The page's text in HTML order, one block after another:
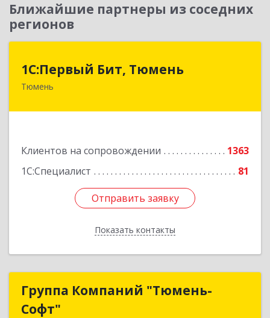
Ближайшие партнеры из соседних
регионов
1С:Первый Бит, Тюмень
Тюмень
Клиентов на сопровождении
1363
1С:Специалист
81
Отправить заявку
Показать контакты
1С:Первый Бит, Тюмень
625000, Тюменская обл, Тюмень г, Республики
Отправить заявку
Назад
Группа Компаний "Тюмень-
Софт"
Группа Компаний "Тюмень-